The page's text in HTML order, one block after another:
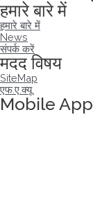
हमारे बारे में
हमारे बारे में
News
संपर्क करें
मदद विषय
SiteMap
एफ.ए.क्यू
Mobile